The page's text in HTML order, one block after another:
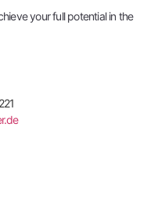
your full potential in the